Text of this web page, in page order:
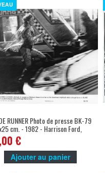
RUNNER Photo de presse BK-79
cm. - 1982 - Harrison Ford,
Scott
€
Ajouter au panier